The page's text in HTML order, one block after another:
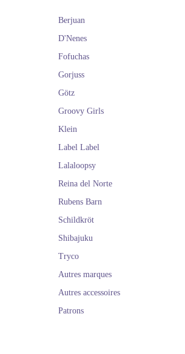
Berjuan
D'Nenes
Fofuchas
Gorjuss
Götz
Groovy Girls
Klein
Label Label
Lalaloopsy
Reina del Norte
Rubens Barn
Schildkröt
Shibajuku
Tryco
Autres marques
Autres accessoires
Patrons